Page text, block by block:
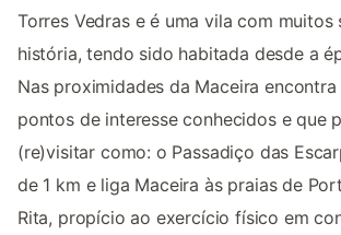
Torres Vedras e é uma vila com muitos
história, tendo sido habitada desde a
Nas proximidades da Maceira encontra
pontos de interesse conhecidos e que
(re)visitar como: o Passadiço das
de 1 km e liga Maceira às praias de
Rita, propício ao exercício físico em